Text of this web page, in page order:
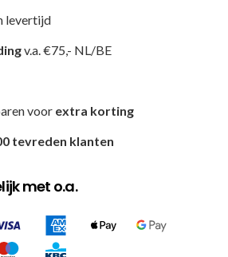
levertijd
v.a. €75,- NL/BE
voor extra korting
tevreden klanten
met o.a.